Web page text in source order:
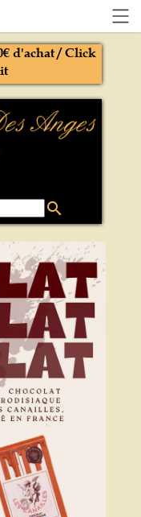
d'achat / Click
search